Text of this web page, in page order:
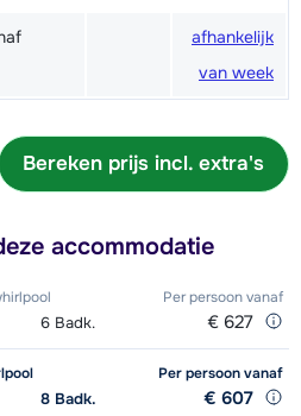
afhankelijk
van week
Bereken prijs incl. extra's
accommodatie
Per persoonvanaf
6 Badk. € 627
Per persoonvanaf
8 Badk. € 607